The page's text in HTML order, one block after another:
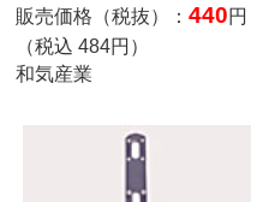
販売価格（税抜）：440円
（税込484円）
和気産業